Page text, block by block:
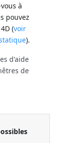
à
pouvez
(voir
).
d'aide
de